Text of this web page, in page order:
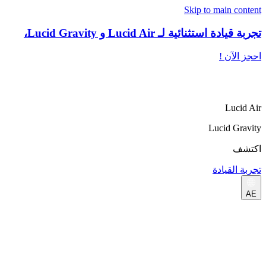
Skip to main content
تجربة قيادة استثنائية لـ Lucid Air و Lucid Gravity،
احجز الآن !
Lucid Air
Lucid Gravity
اكتشف
تجربة القيادة
AE